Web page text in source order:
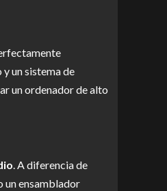
un sistema de
un ordenador de alto
. A diferencia de
un ensamblador